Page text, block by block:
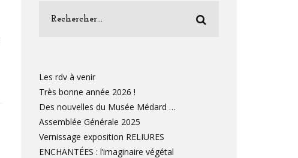
Les rdv à venir
Très bonne année 2026 !
Des nouvelles du Musée Médard …
Assemblée Générale 2025
Vernissage exposition RELIURES
ENCHANTÉES : l’imaginaire végétal